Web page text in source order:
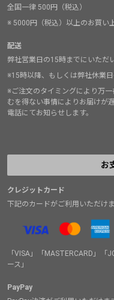
全国一律 500円（税込）
※ 5000円（税込）以上のお買い
配送
弊社営業日の15時までにいただ
※15時以降、もしくは弊社休業
※ご注文のタイミングにより万
むを得ない事情によりお届けが
電話にてお知らせします。
お
クレジットカード
下記のカードがご利用いただけま
「VISA」「MASTERCARD」
ース」
PayPay